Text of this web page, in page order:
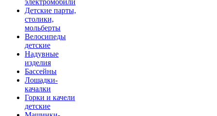
электромобили
Детские парты,
столики,
мольберты
Велосипеды
детские
Надувные
изделия
Бассейны
Лошадки-
качалки
Горки и качели
детские